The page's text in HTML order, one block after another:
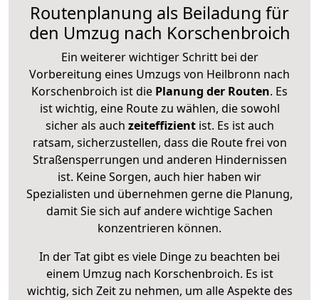
Routenplanung als Beiladung für
den Umzug nach Korschenbroich
Ein weiterer wichtiger Schritt bei der
Vorbereitung eines Umzugs von Heilbronn nach
Korschenbroich ist die Planung der Routen. Es
ist wichtig, eine Route zu wählen, die sowohl
sicher als auch zeiteffizientist. Es ist auch
ratsam, sicherzustellen, dass die Route frei von
Straßensperrungen und anderen Hindernissen
ist. Keine Sorgen, auch hier haben wir
Spezialisten und übernehmen gerne die Planung,
damit Sie sich auf andere wichtige Sachen
konzentrieren können.
In der Tat gibt es viele Dinge zu beachten bei
einem Umzug nach Korschenbroich. Es ist
wichtig, sich Zeit zu nehmen, um alle Aspekte des